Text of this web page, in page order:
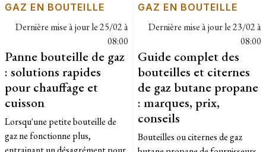
GAZ EN BOUTEILLE
Dernière mise à jour le25/02 à
08:00
Panne bouteille de gaz
: solutions rapides
pour chauffage et
cuisson
Lorsqu'une petite bouteille de
gaz ne fonctionne plus,
GAZ EN BOUTEILLE
Dernière mise à jour le23/02 à
08:00
Guide complet des
bouteilles et citernes
de gaz butane propane
: marques, prix,
conseils
Bouteilles ou citernes de gaz